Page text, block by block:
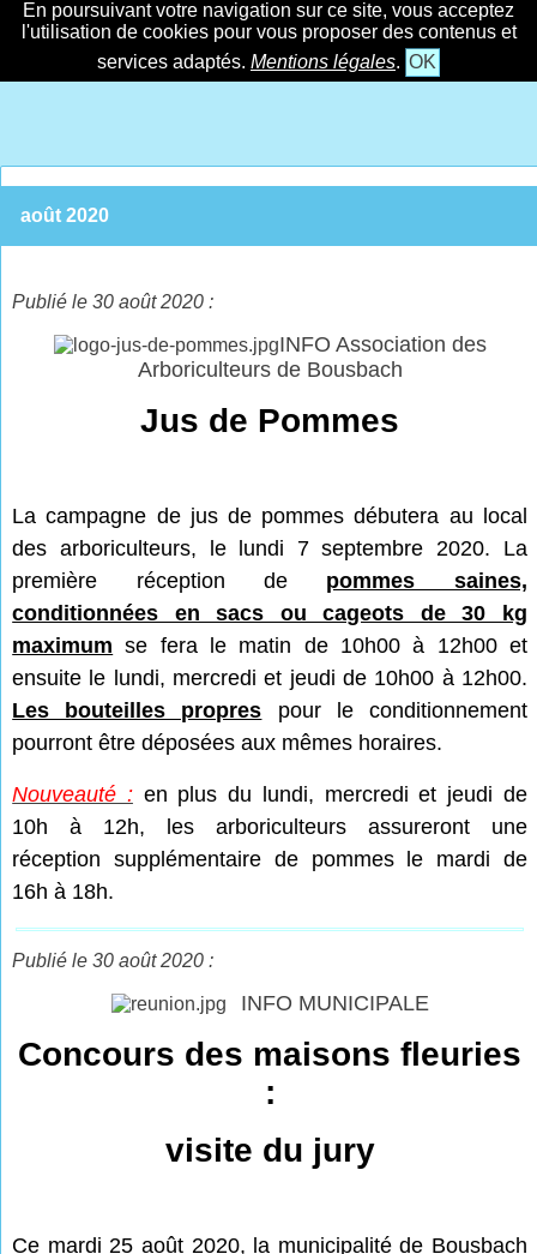
En poursuivant votre navigation sur ce site, vous acceptez
l'utilisation de cookies pour vous proposer des contenus et
services adaptés. Mentions légales. OK
août 2020
Publié le 30 août 2020 :
INFO Association des
Arboriculteurs de Bousbach
Jus de Pommes
La campagne de jus de pommes débutera au local
des arboriculteurs, le lundi 7 septembre 2020. La
première réception de pommes saines,
conditionnées en sacs ou cageots de 30 kg
maximum se fera le matin de 10h00 à 12h00 et
ensuite le lundi, mercredi et jeudi de 10h00 à 12h00.
Les bouteilles propres pour le conditionnement
pourront être déposées aux mêmes horaires.
Nouveauté :en plus du lundi, mercredi et jeudi de
10h à 12h, les arboriculteurs assureront une
réception supplémentaire de pommes le mardi de
16h à 18h.
Publié le 30 août 2020 :
INFO MUNICIPALE
Concours des maisons fleuries
:
visite du jury
Ce mardi 25 août 2020, la municipalité de Bousbach